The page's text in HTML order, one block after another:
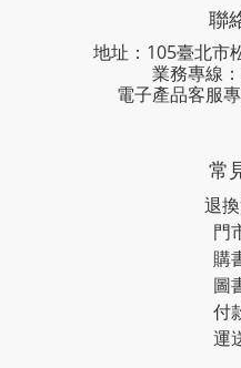
聯
地址：105臺北市
業務專線：
電子產品客服
常
退
門
購
圖
付
運